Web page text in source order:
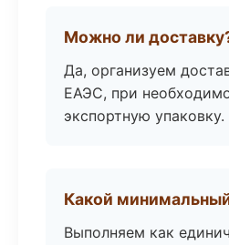
Можно ли
Да, организуем
ЕАЭС, при
экспортную упаковку.
Какой
Выполняем как